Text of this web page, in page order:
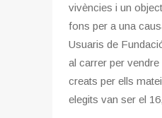
vivències i un
fons per a una
Usuaris de
al carrer per
creats per ells
elegits van ser el